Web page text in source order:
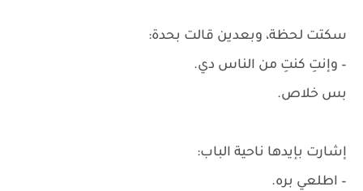
سكتت لحظة، وبعدين قالت بحدة:
– وإنتِ كنتِ من الناس دي.
بس خلاص.
إشارت بإيدها ناحية الباب:
– اطلعي بره.